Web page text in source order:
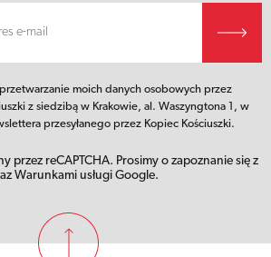
moich danych osobowych przez
z siedzibą w Krakowie, al. Waszyngtona 1, w
przesyłanego przez Kopiec Kościuszki.
przez reCAPTCHA. Prosimy o zapoznanie się z
Warunkami usługi Google.